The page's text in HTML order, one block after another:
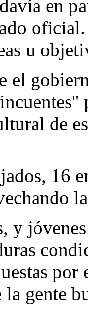
en
u
el
de
16
y
por
gente